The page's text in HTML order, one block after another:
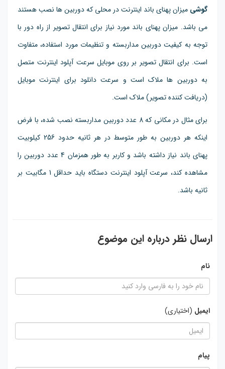
گوشی میزان پهنای باند اینترنت در محلی که دوربین ها نصب هستند
می باشد. میزان پهنای باند مورد نیاز برای انتقال تصویر از راه دور با
توجه به کیفیت دوربین مداربسته و تنظیمات مورد استفاده، متفاوت
است. برای انتقال تصویر بر روی موبایل سرعت آپلود اینترنت متصل
به دوربین ها ملاک است و سرعت دانلود برای اینترنت موبایل
(دریافت کننده تصویر) ملاک است.
برای مثال در مکانی که 8 عدد دوربین مداربسته نصب شده، با فرض
اینکه هر دوربین به طور متوسط در هر ثانیه حدود 256 کیلوبیت
پهنای باند نیاز داشته باشد و کاربر به طور همزمان 4 عدد دوربین را
مشاهده کند، سرعت آپلود اینترنت دستگاه باید حداقل 1 مگابیت بر
ثانیه باشد.
ارسال نظر درباره این موضوع
نام
ایمیل (اختیاری)
پیام